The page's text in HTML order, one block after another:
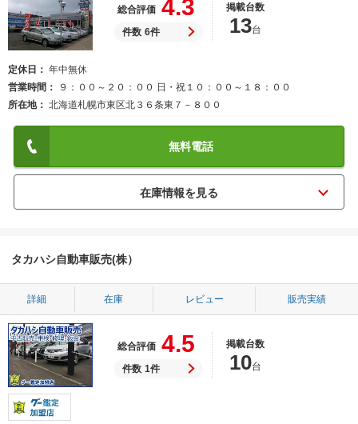
総合評価 4.3
件数 6件
掲載台数
13台
定休日
年中無休
営業時間
９：００～２０：００ 日・祝１０：００～１８：００
所在地
北海道札幌市東区北３６条東７－８００
無料電話
タカハシ自動車販売(株）
詳細 在庫 レビュー 販売実績
総合評価 4.5
件数 1件
掲載台数
10台